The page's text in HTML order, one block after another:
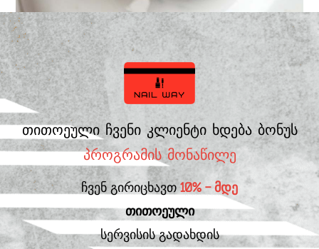
თითოეული ჩვენი კლიენტი ხდება ბონუს
პროგრამის მონაწილე
ჩვენ გირიცხავთ 10% - მდე
თითოეული
სერვისის გადახდის